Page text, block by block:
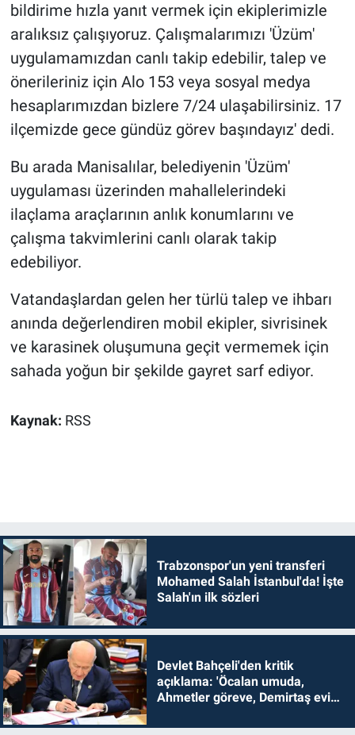
bildirime hızla yanıt vermek için ekiplerimizle
aralıksız çalışıyoruz. Çalışmalarımızı 'Üzüm'
uygulamamızdan canlı takip edebilir, talep ve
önerileriniz için Alo 153 veya sosyal medya
hesaplarımızdan bizlere 7/24 ulaşabilirsiniz. 17
ilçemizde gece gündüz görev başındayız' dedi.
Bu arada Manisalılar, belediyenin 'Üzüm'
uygulaması üzerinden mahallelerindeki
ilaçlama araçlarının anlık konumlarını ve
çalışma takvimlerini canlı olarak takip
edebiliyor.
Vatandaşlardan gelen her türlü talep ve ihbarı
anında değerlendiren mobil ekipler, sivrisinek
ve karasinek oluşumuna geçit vermemek için
sahada yoğun bir şekilde gayret sarf ediyor.
Kaynak: RSS
Trabzonspor'un yeni transferi
Mohamed Salah İstanbul'da! İşte
Salah'ın ilk sözleri
Devlet Bahçeli'den kritik
açıklama: 'Öcalan umuda,
Ahmetler göreve, Demirtaş evine